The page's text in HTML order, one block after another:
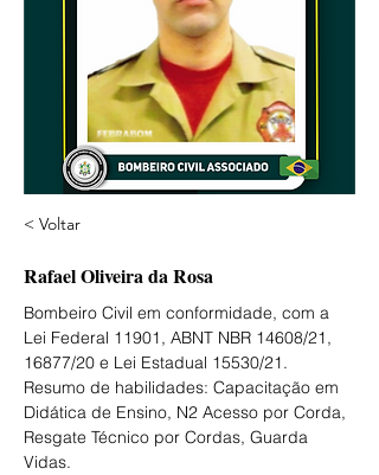
< Voltar
Rafael Oliveira da Rosa
Bombeiro Civil em conformidade, com a
Lei Federal 11901, ABNT NBR 14608/21,
16877/20 e Lei Estadual 15530/21.
Resumo de habilidades: Capacitação em
Didática de Ensino, N2 Acesso por Corda,
Resgate Técnico por Cordas, Guarda
Vidas.